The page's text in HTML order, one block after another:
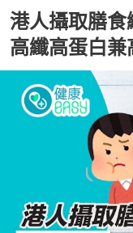
港人攝取膳
高纖高蛋白